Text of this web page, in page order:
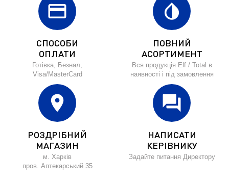
credit_card
СПОСОБИ
ОПЛАТИ
Готівка, Безнал,
Visa/MasterCard
invert_colors
ПОВНИЙ
АСОРТИМЕНТ
Вся продукція Elf / Total в
наявності і під замовлення
location_on
РОЗДРІБНИЙ
МАГАЗИН
м. Харків
пров. Аптекарський 35
forum
НАПИСАТИ
КЕРІВНИКУ
Задайте питання Директору